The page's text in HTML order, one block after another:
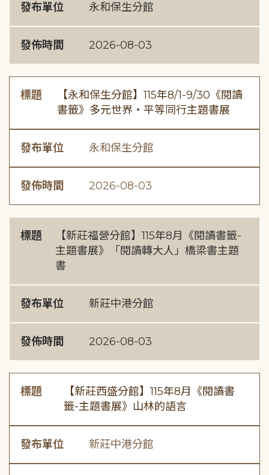
發布單位 永和保生分館
發佈時間 2026-08-03
標題
【永和保生分館】115年8/1-9/30《閱讀
書籤》多元世界・平等同行主題書展
發布單位 永和保生分館
發佈時間 2026-08-03
標題
【新莊福營分館】115年8月《閱讀書籤-
主題書展》「閱讀轉大人」橋梁書主題
書
發布單位 新莊中港分館
發佈時間 2026-08-03
標題
【新莊西盛分館】115年8月《閱讀書
籤-主題書展》山林的語言
發布單位 新莊中港分館